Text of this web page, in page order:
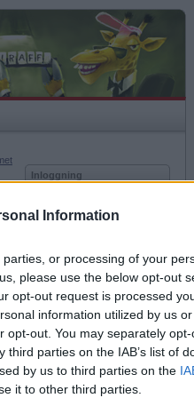
Information
or processing of your
please use the below opt-out
opt-out request is processed
information utilized by us
opt-out. You may separately
parties on the IAB’s list of
by us to third parties on the
it to other third parties.
»
Inloggning
Kom ihåg mig
Glömt ditt lösenord?
Få ny aktiveringslänk
Betapet är gratis!